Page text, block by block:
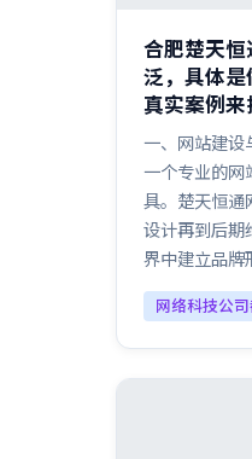
合肥楚天恒
泛，具体是
真实案例来
一、网站建设
一个专业的网
具。楚天恒通
设计再到后期
界中建立品牌
网络科技公